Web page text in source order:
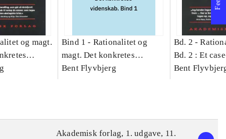
og magt.
Bind 1 - Rationalitet og
magt. Det konkretes
videnskab. Bind 1
Bent Flyvbjerg
Bd. 2 -
Bd. 2 : Et
studie af
Bent
Akademisk forlag, 1. udgave, 11.